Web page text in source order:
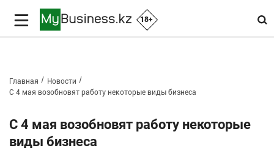
18+
Главная
Новости
С 4 мая возобновят работу некоторые виды бизнеса
С 4 мая возобновят работу некоторые
виды бизнеса